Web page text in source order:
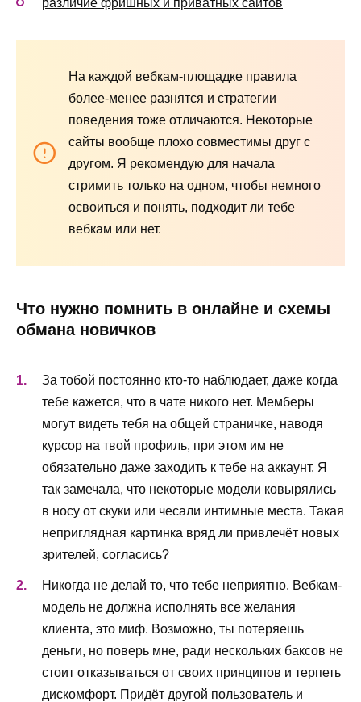
различие фришных и приватных сайтов
На каждой вебкам-площадке правила
более-менее разнятся и стратегии
поведения тоже отличаются. Некоторые
сайты вообще плохо совместимы друг с
другом. Я рекомендую для начала
стримить только на одном, чтобы немного
освоиться и понять, подходит ли тебе
вебкам или нет.
Что нужно помнить в онлайне и схемы
обмана новичков
За тобой постоянно кто-то наблюдает, даже когда
тебе кажется, что в чате никого нет. Мемберы
могут видеть тебя на общей страничке, наводя
курсор на твой профиль, при этом им не
обязательно даже заходить к тебе на аккаунт. Я
так замечала, что некоторые модели ковырялись
в носу от скуки или чесали интимные места. Такая
неприглядная картинка вряд ли привлечёт новых
зрителей, согласись?
Никогда не делай то, что тебе неприятно. Вебкам-
модель не должна исполнять все желания
клиента, это миф. Возможно, ты потеряешь
деньги, но поверь мне, ради нескольких баксов не
стоит отказываться от своих принципов и терпеть
дискомфорт. Придёт другой пользователь и